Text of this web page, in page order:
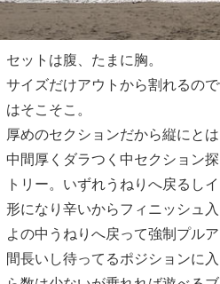
セットは腹、たまに胸。
サイズだけアウトから割れるの
はそこそこ。
厚めのセクションだから縦にと
中間厚くダラつく中セクション
トリー。いずれうねりへ戻るし
形になり辛いからフィニッシュ
よの中うねりへ戻って強制プルア
間長いし待ってるポジションに